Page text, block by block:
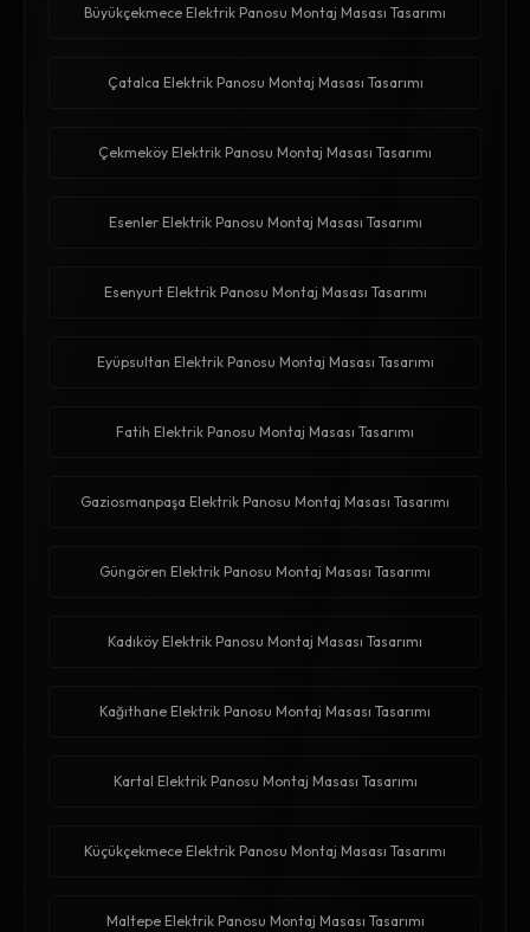
Büyükçekmece Elektrik Panosu Montaj Masası Tasarımı
Çatalca Elektrik Panosu Montaj Masası Tasarımı
Çekmeköy Elektrik Panosu Montaj Masası Tasarımı
Esenler Elektrik Panosu Montaj Masası Tasarımı
Esenyurt Elektrik Panosu Montaj Masası Tasarımı
Eyüpsultan Elektrik Panosu Montaj Masası Tasarımı
Fatih Elektrik Panosu Montaj Masası Tasarımı
Gaziosmanpaşa Elektrik Panosu Montaj Masası Tasarımı
Güngören Elektrik Panosu Montaj Masası Tasarımı
Kadıköy Elektrik Panosu Montaj Masası Tasarımı
Kağıthane Elektrik Panosu Montaj Masası Tasarımı
Kartal Elektrik Panosu Montaj Masası Tasarımı
Küçükçekmece Elektrik Panosu Montaj Masası Tasarımı
Maltepe Elektrik Panosu Montaj Masası Tasarımı